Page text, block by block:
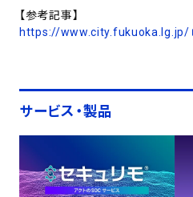
【参考記事】
https://www.city.fukuoka.lg.jp/
サービス・製品